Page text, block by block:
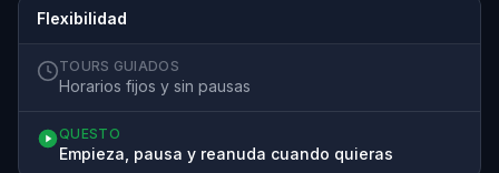
Flexibilidad
TOURS GUIADOS
Horarios fijos y sin pausas
QUESTO
Empieza, pausa y reanuda cuando quieras